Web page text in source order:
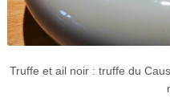
Truffe et ail noir : truffe du